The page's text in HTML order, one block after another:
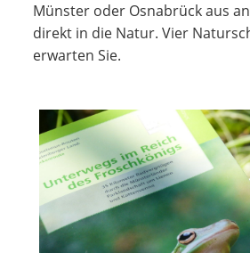
Münster oder Osnabrück aus
direkt in die Natur. Vier
erwarten Sie.